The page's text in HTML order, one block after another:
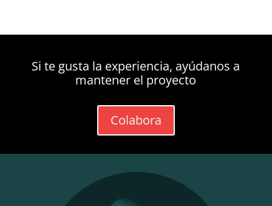
Si te gusta la experiencia, ayúdanos a
mantener el proyecto
Colabora